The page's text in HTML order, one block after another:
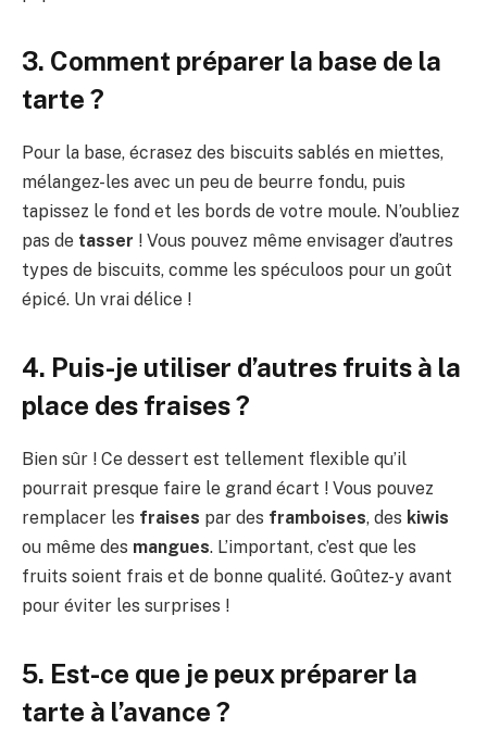
3. Comment préparer la base de la
tarte ?
Pour la base, écrasez des biscuits sablés en miettes,
mélangez-les avec un peu de beurre fondu, puis
tapissez le fond et les bords de votre moule. N’oubliez
pas de tasser ! Vous pouvez même envisager d’autres
types de biscuits, comme les spéculoos pour un goût
épicé. Un vrai délice !
4. Puis-je utiliser d’autres fruits à la
place des fraises ?
Bien sûr ! Ce dessert est tellement flexible qu’il
pourrait presque faire le grand écart ! Vous pouvez
remplacer les fraises par des framboises, des kiwis
ou même des mangues. L’important, c’est que les
fruits soient frais et de bonne qualité. Goûtez-y avant
pour éviter les surprises !
5. Est-ce que je peux préparer la
tarte à l’avance ?